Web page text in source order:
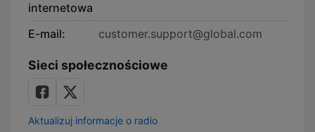
internetowa
E-mail: customer.support@global.com
Sieci społecznościowe
Aktualizuj informacje o radio